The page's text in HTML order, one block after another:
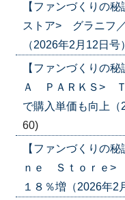
【ファンづくりの
ストア> グラニフ
（2026年2月12日号
【ファンづくりの
Ａ ＰＡＲＫＳ> Ｔ
で購入単価も向上
60)
【ファンづくりの
ｎｅ Ｓｔｏｒｅ>
１８％増（2026年2